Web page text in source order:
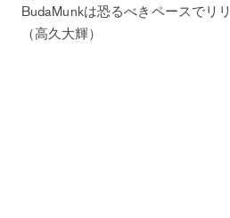
BudaMunkは恐るべきペースでリ
（高久大輝）